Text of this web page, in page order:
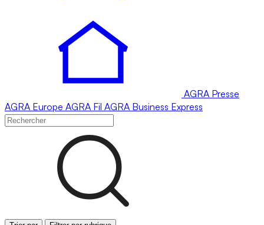
AGRA Presse
AGRA Europe AGRA Fil AGRA Business Express